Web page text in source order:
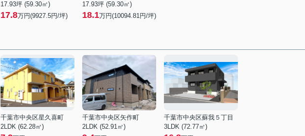
17.93坪 (59.30㎡)
17.8万円(9927.5円/坪)
17.93坪 (59.30㎡)
18.1万円(10094.81円/坪)
千葉市中央区星久喜町
2LDK (62.28㎡)
千葉市中央区矢作町
2LDK (52.91㎡)
千葉市中央区蘇我５丁目
3LDK (72.77㎡)